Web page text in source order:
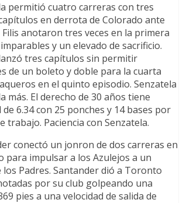
permitió cuatro carreras con tres
en derrota de Colorado ante
Filis anotaron tres veces en la primera
y un elevado de sacrificio.
tres capítulos sin permitir
de un boleto y doble para la cuarta
en el quinto episodio. Senzatela
más. El derecho de 30 años tiene
6.34 con 25 ponches y 14 bases por
trabajo. Paciencia con Senzatela.
conectó un jonron de dos carreras en
para impulsar a los Azulejos a un
Padres. Santander dió a Toronto
por su club golpeando una
pies a una velocidad de salida de